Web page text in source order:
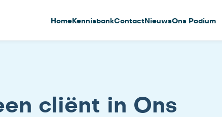
HomeKennisbankContactNieuwsOns Podium
cliënt in Ons